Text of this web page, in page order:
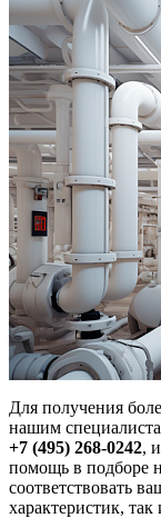
Для получения
нашим
+7 (495) 268-0242,
помощь в подборе
соответствовать
характеристик,